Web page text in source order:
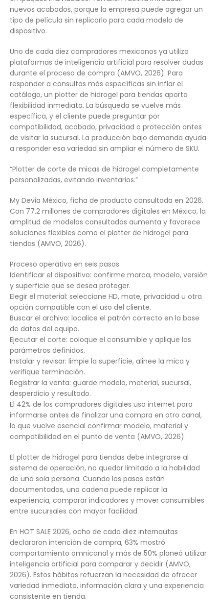
nuevos acabados, porque la empresa puede agregar un
tipo de película sin replicarlo para cada modelo de
dispositivo.
Uno de cada diez compradores mexicanos ya utiliza
plataformas de inteligencia artificial para resolver dudas
durante el proceso de compra (AMVO, 2026). Para
responder a consultas más específicas sin inflar el
catálogo, un plotter de hidrogel para tiendas aporta
flexibilidad inmediata. La búsqueda se vuelve más
específica, y el cliente puede preguntar por
compatibilidad, acabado, privacidad o protección antes
de visitar la sucursal. La producción bajo demanda ayuda
a responder esa variedad sin ampliar el número de SKU.
“Plotter de corte de micas de hidrogel completamente
personalizadas, evitando inventarios.”
My Devia México, ficha de producto consultada en 2026.
Con 77.2 millones de compradores digitales en México, la
amplitud de modelos consultados aumenta y favorece
soluciones flexibles como el plotter de hidrogel para
tiendas (AMVO, 2026).
Proceso operativo en seis pasos
Identificar el dispositivo: confirme marca, modelo, versión
y superficie que se desea proteger.
Elegir el material: seleccione HD, mate, privacidad u otra
opción compatible con el uso del cliente.
Buscar el archivo: localice el patrón correcto en la base
de datos del equipo.
Ejecutar el corte: coloque el consumible y aplique los
parámetros definidos.
Instalar y revisar: limpie la superficie, alinee la mica y
verifique terminación.
Registrar la venta: guarde modelo, material, sucursal,
desperdicio y resultado.
El 42% de los compradores digitales usa internet para
informarse antes de finalizar una compra en otro canal,
lo que vuelve esencial confirmar modelo, material y
compatibilidad en el punto de venta (AMVO, 2026).
El plotter de hidrogel para tiendas debe integrarse al
sistema de operación, no quedar limitado a la habilidad
de una sola persona. Cuando los pasos están
documentados, una cadena puede replicar la
experiencia, comparar indicadores y mover consumibles
entre sucursales con mayor facilidad.
En HOT SALE 2026, ocho de cada diez internautas
declararon intención de compra, 63% mostró
comportamiento omnicanal y más de 50% planeó utilizar
inteligencia artificial para comparar y decidir (AMVO,
2026). Estos hábitos refuerzan la necesidad de ofrecer
variedad inmediata, información clara y una experiencia
consistente en tienda.